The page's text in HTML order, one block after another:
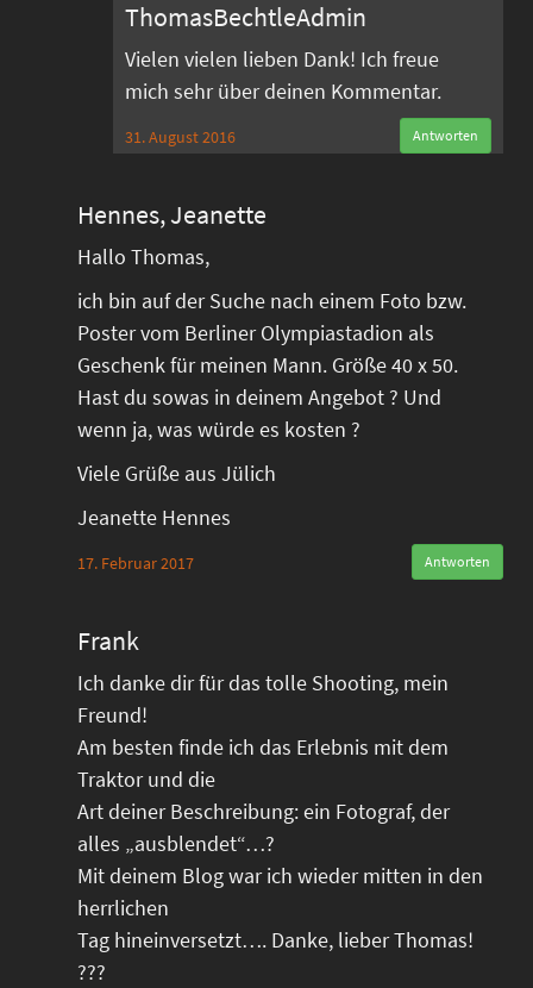
ThomasBechtleAdmin
Vielen vielen lieben Dank! Ich freue
mich sehr über deinen Kommentar.
31. August 2016 Antworten
Hennes, Jeanette
Hallo Thomas,
ich bin auf der Suche nach einem Foto bzw.
Poster vom Berliner Olympiastadion als
Geschenk für meinen Mann. Größe 40 x 50.
Hast du sowas in deinem Angebot ? Und
wenn ja, was würde es kosten ?
Viele Grüße aus Jülich
Jeanette Hennes
17. Februar 2017 Antworten
Frank
Ich danke dir für das tolle Shooting, mein
Freund!
Am besten finde ich das Erlebnis mit dem
Traktor und die
Art deiner Beschreibung: ein Fotograf, der
alles „ausblendet“…?
Mit deinem Blog war ich wieder mitten in den
herrlichen
Tag hineinversetzt…. Danke, lieber Thomas!
???